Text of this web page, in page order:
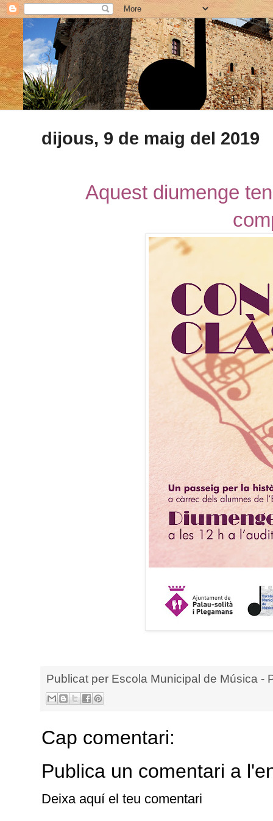
dijous, 9 de maig del 2019
Aquest diumenge
Publicat per Escola Municipal de Música -
Cap comentari:
Publica un comentari a
Deixa aquí el teu comentari